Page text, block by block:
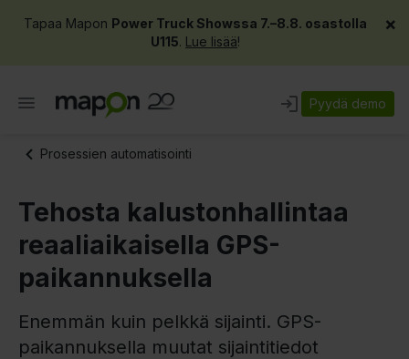
Tapaa Mapon Power Truck Showssa 7.–8.8. osastolla
U115. Lue lisää!
×
Pyydä demo
Prosessien automatisointi
Tehosta kalustonhallintaa
reaaliaikaisella GPS-
paikannuksella
Enemmän kuin pelkkä sijainti. GPS-
paikannuksella muutat sijaintitiedot